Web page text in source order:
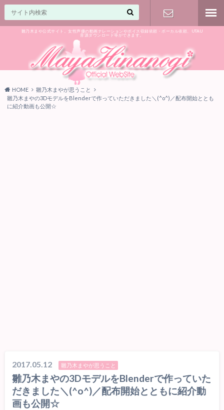
雛乃木まや公式サイト。女性声優の動画ナレーションやボイス収録依頼・ボーカル依頼、UTAU
音源ダウンロード等ができます。
気軽に♪
HOME
雛乃木まやが思うこと
雛乃木まやの3DモデルをBlenderで作っていただきました＼(^o^)／配布開始ととも
に紹介動画も公開☆
2017.05.12 雛乃木まやが思うこと
雛乃木まやの3DモデルをBlenderで作っていた
だきました＼(^o^)／配布開始とともに紹介動
画も公開☆